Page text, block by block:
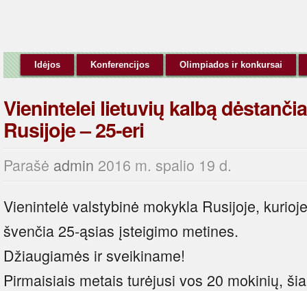
Idėjos Konferencijos Olimpiados ir konkursai
Vienintelei lietuvių kalbą
Rusijoje – 25-eri
Parašė admin 2016 m. spalio 19 d.
Vienintelė valstybinė mokykla Rusijoje,
švenčia 25-ąsias įsteigimo metines.
Džiaugiamės ir sveikiname!
Pirmaisiais metais turėjusi vos 20 mokinių,